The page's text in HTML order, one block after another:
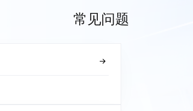
常见问题